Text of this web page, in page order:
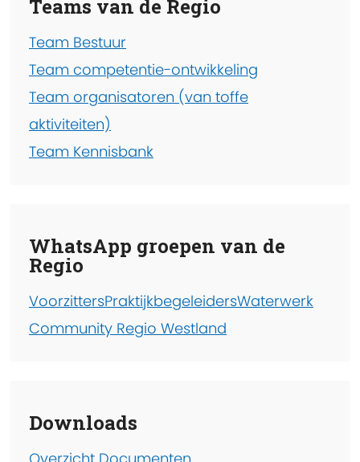
Teams van de Regio
Team Bestuur
Team competentie-ontwikkeling
Team organisatoren (van toffe
aktiviteiten)
Team Kennisbank
WhatsApp groepen van de
Regio
VoorzittersPraktijkbegeleidersWaterwerk
Community Regio Westland
Downloads